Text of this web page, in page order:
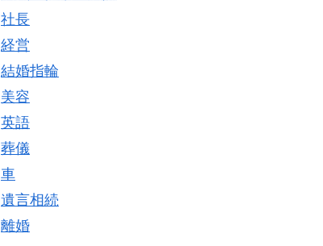
社長
経営
結婚指輪
美容
英語
葬儀
車
遺言相続
離婚